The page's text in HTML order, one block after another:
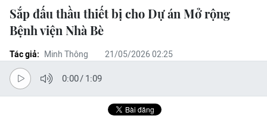
Sắp đấu thầu thiết bị cho Dự án Mở rộng
Bệnh viện Nhà Bè
Tác giả: Minh Thông 21/05/2026 02:25
0:00/ 1:09